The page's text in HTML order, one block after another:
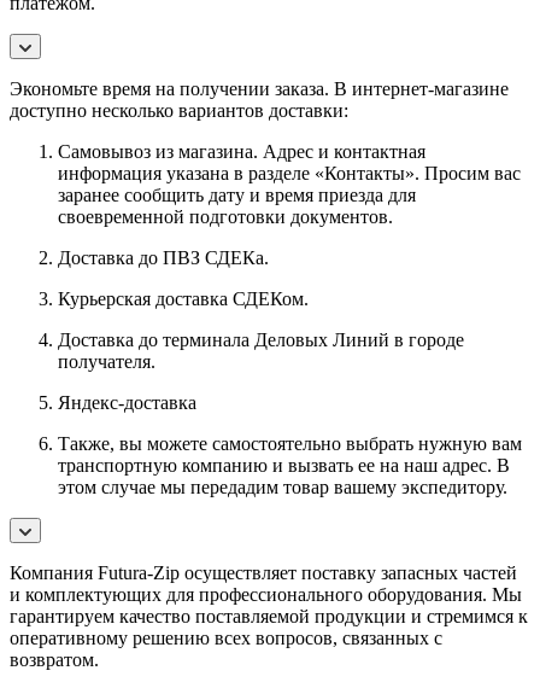
Экономьте время на получении заказа. В интернет-магазине
доступно несколько вариантов доставки:
Самовывоз из магазина. Адрес и контактная
информация указана в разделе «Контакты». Просим вас
заранее сообщить дату и время приезда для
своевременной подготовки документов.
Доставка до ПВЗ СДЕКа.
Курьерская доставка СДЕКом.
Доставка до терминала Деловых Линий в городе
получателя.
Яндекс-доставка
Также, вы можете самостоятельно выбрать нужную вам
транспортную компанию и вызвать ее на наш адрес. В
этом случае мы передадим товар вашему экспедитору.
Компания Futura-Zip осуществляет поставку запасных частей
и комплектующих для профессионального оборудования. Мы
гарантируем качество поставляемой продукции и стремимся к
оперативному решению всех вопросов, связанных с
возвратом.